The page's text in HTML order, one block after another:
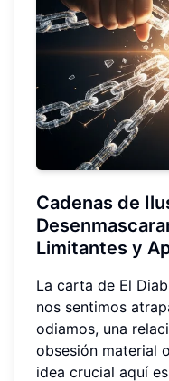
Cadenas de
Limitantes y
La carta de El
nos sentimos
odiamos, una
obsesión material
idea crucial aquí